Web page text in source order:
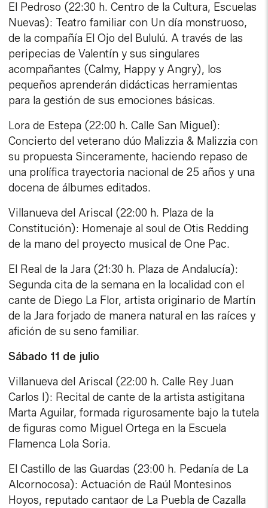
El Pedroso (22:30 h. Centro de la Cultura, Escuelas
Nuevas): Teatro familiar con Un día monstruoso,
de la compañía El Ojo del Bululú. A través de las
peripecias de Valentín y sus singulares
acompañantes (Calmy, Happy y Angry), los
pequeños aprenderán didácticas herramientas
para la gestión de sus emociones básicas.
Lora de Estepa (22:00 h. Calle San Miguel):
Concierto del veterano dúo Malizzia & Malizzia con
su propuesta Sinceramente, haciendo repaso de
una prolífica trayectoria nacional de 25 años y una
docena de álbumes editados.
Villanueva del Ariscal (22:00 h. Plaza de la
Constitución): Homenaje al soul de Otis Redding
de la mano del proyecto musical de One Pac.
El Real de la Jara (21:30 h. Plaza de Andalucía):
Segunda cita de la semana en la localidad con el
cante de Diego La Flor, artista originario de Martín
de la Jara forjado de manera natural en las raíces y
afición de su seno familiar.
Sábado 11 de julio
Villanueva del Ariscal (22:00 h. Calle Rey Juan
Carlos I): Recital de cante de la artista astigitana
Marta Aguilar, formada rigurosamente bajo la tutela
de figuras como Miguel Ortega en la Escuela
Flamenca Lola Soria.
El Castillo de las Guardas (23:00 h. Pedanía de La
Alcornocosa): Actuación de Raúl Montesinos
Hoyos, reputado cantaor de La Puebla de Cazalla